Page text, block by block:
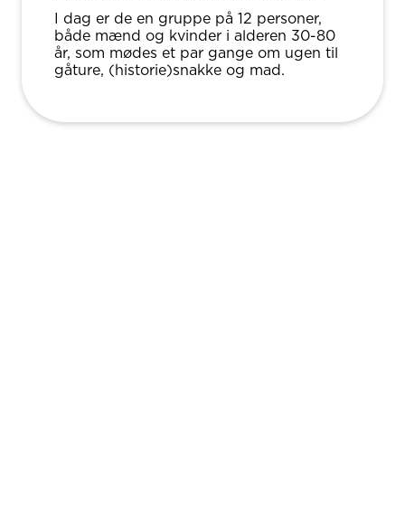
I dag er de en gruppe på 12 personer,
både mænd og kvinder i alderen 30-80
år, som mødes et par gange om ugen til
gåture, (historie)snakke og mad.